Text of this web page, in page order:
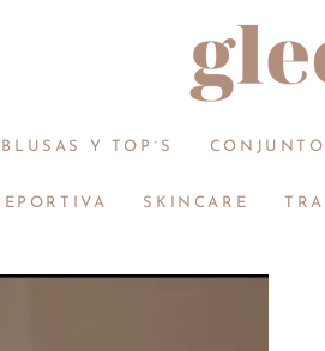
BLUSAS Y TOP´S
SKINCARE